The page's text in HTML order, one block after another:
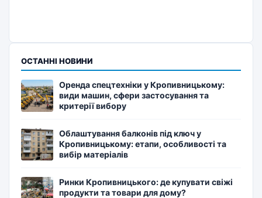
ОСТАННІ НОВИНИ
Оренда спецтехніки у Кропивницькому:
види машин, сфери застосування та
критерії вибору
Облаштування балконів під ключ у
Кропивницькому: етапи, особливості та
вибір матеріалів
Ринки Кропивницького: де купувати свіжі
продукти та товари для дому?